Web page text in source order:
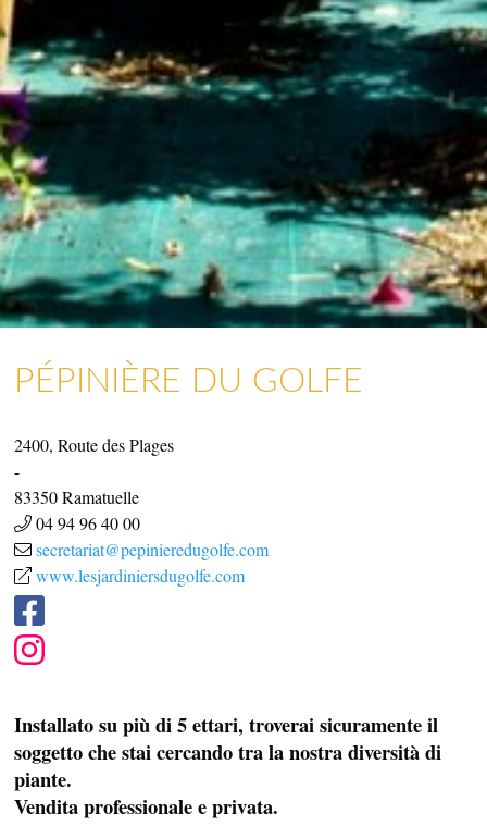
PÉPINIÈRE DU GOLFE
2400, Route des Plages
-
83350 Ramatuelle
04 94 96 40 00
secretariat@pepinieredugolfe.com
www.lesjardiniersdugolfe.com
Installato su più di 5 ettari, troverai sicuramente il
soggetto che stai cercando tra la nostra diversità di
piante.
Vendita professionale e privata.